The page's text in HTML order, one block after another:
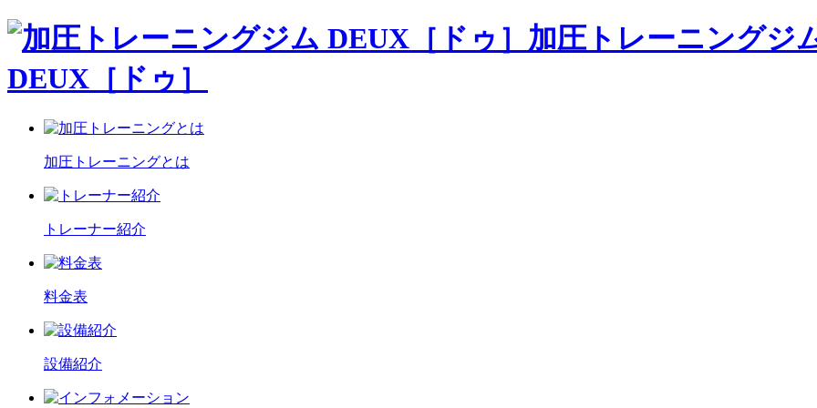
加圧トレーニングジ
DEUX［ドゥ］
加圧トレーニングとは
トレーナー紹介
料金表
設備紹介